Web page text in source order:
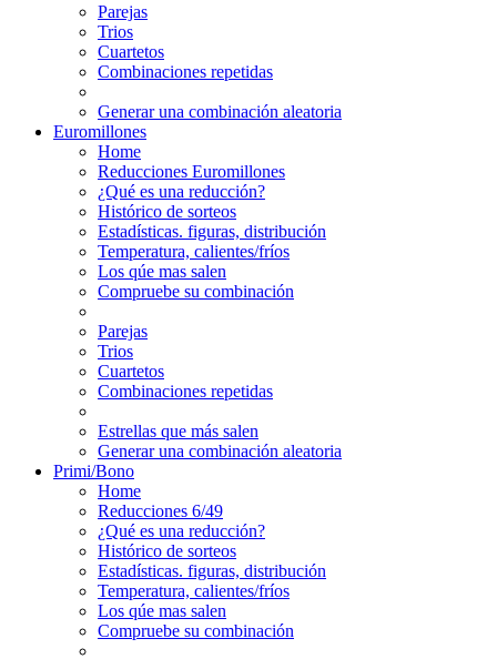
Parejas
Trios
Cuartetos
Combinaciones repetidas
Generar una combinación aleatoria
Euromillones
Home
Reducciones Euromillones
¿Qué es una reducción?
Histórico de sorteos
Estadísticas. figuras, distribución
Temperatura, calientes/fríos
Los qúe mas salen
Compruebe su combinación
Parejas
Trios
Cuartetos
Combinaciones repetidas
Estrellas que más salen
Generar una combinación aleatoria
Primi/Bono
Home
Reducciones 6/49
¿Qué es una reducción?
Histórico de sorteos
Estadísticas. figuras, distribución
Temperatura, calientes/fríos
Los qúe mas salen
Compruebe su combinación